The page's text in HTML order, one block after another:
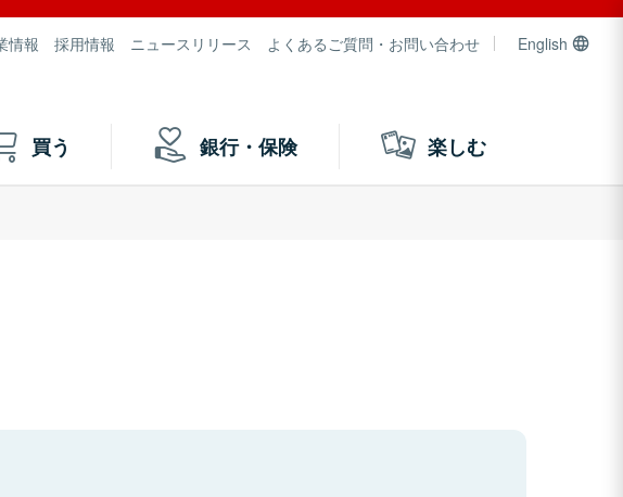
情報 採用情報 ニュースリリース よくあるご質問・お問い合わせ English
買う 銀行・保険 楽しむ